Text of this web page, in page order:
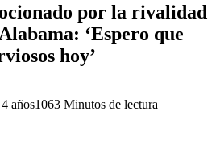
por la rivalidad
‘Espero que
hoy’
años1063 Minutos de lectura